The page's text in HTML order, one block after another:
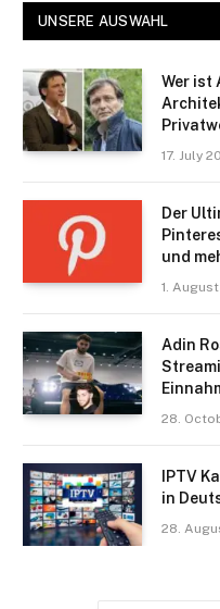
UNSERE AUSWAHL
Wer ist
17. July
Der
und
1.
Adin
28.
IPTV
in
28.